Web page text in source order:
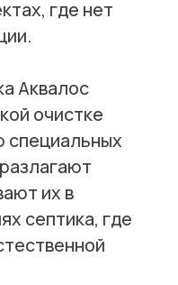
где нет
Аквалос
очистке
специальных
их в
септика, где